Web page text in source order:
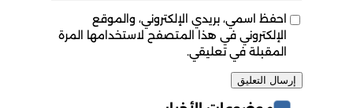
احفظ اسمي، بريدي الإلكتروني، والموقع
الإلكتروني في هذا المتصفح لاستخدامها المرة
المقبلة في تعليقي.